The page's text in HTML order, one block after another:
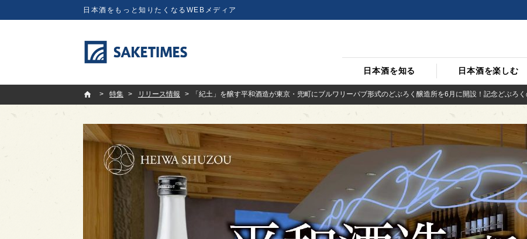
日本酒をもっと知りたくなるWEBメディア
日本酒を知る 日本酒を楽しむ
SAKETIMES
特集
リリース情報 「紀土」を醸す平和酒造が東京・兜町にブルワリーパブ形式のどぶろく醸造所を6月に開設！記念どぶろ